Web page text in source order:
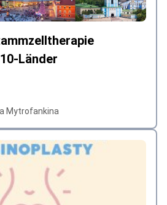
Länder
Mytrofankina